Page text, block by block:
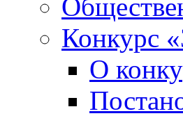
Конкурс
О